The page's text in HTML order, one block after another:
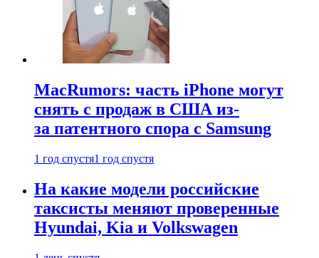
MacRumors: часть iPhone могут
снять с продаж в США из-
за патентного спора с Samsung
1 год спустя1 год спустя
На какие модели российские
таксисты меняют проверенные
Hyundai, Kia и Volkswagen